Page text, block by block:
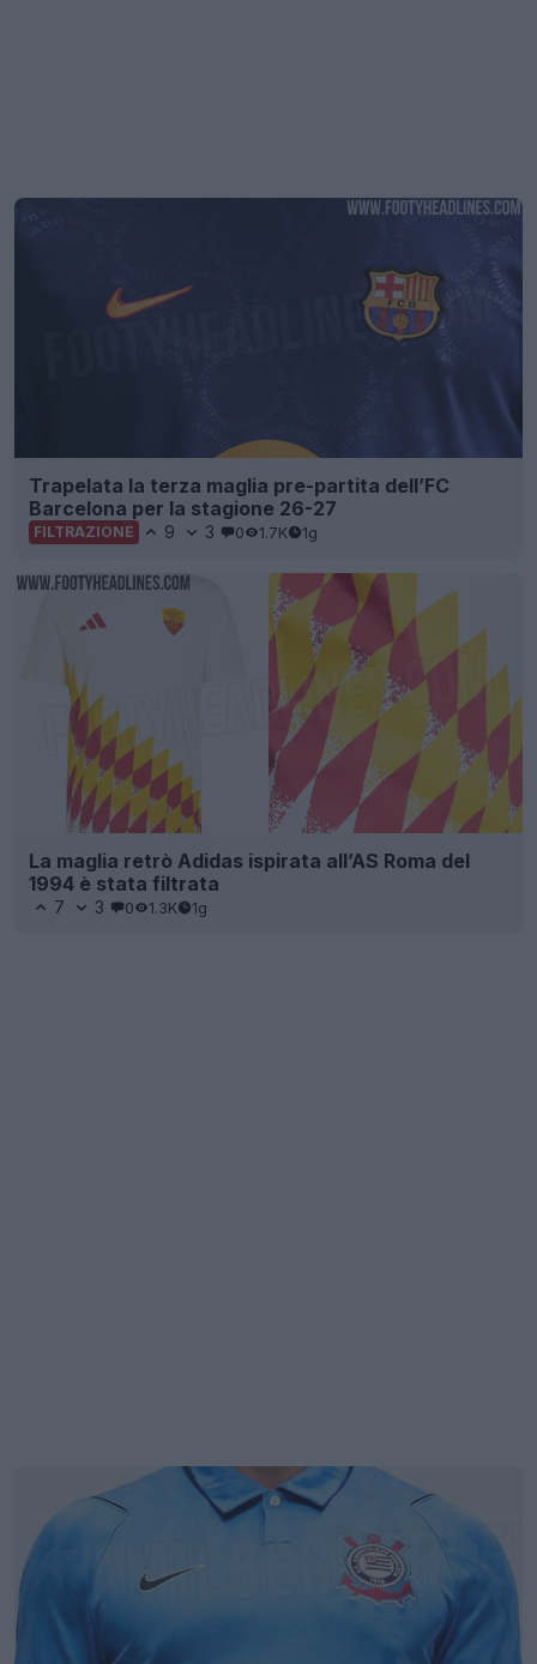
Trapelata la terza maglia pre-partita dell’FC
Barcelona per la stagione 26-27
FILTRAZIONE 9 3 0 1.7K 1g
La maglia retrò Adidas ispirata all’AS Roma del
1994 è stata filtrata
7 3 0 1.3K 1g